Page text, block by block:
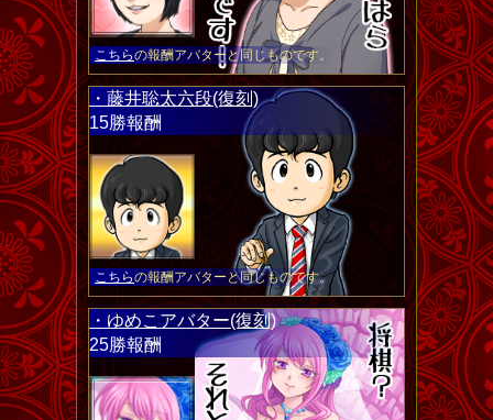
こちらの報酬アバターと同じものです。
・藤井聡太六段(復刻)
15勝報酬
こちらの報酬アバターと同じものです。
・ゆめこアバター(復刻)
25勝報酬